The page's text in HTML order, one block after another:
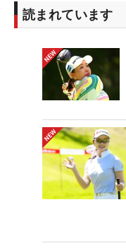
読まれています